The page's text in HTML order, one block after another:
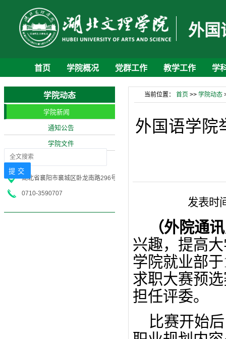
外国
首页 学院概况 党群工作 教学工作 学
学院动态
学院新闻
通知公告
学院文件
湖北省襄阳市襄城区卧龙南路296号
0710-3590707
当前位置： 首页 >> 学院动态
外国语学院
发表
（外院通
兴趣，提高
学院就业部于
求职大赛预
担任评委。
比赛开始